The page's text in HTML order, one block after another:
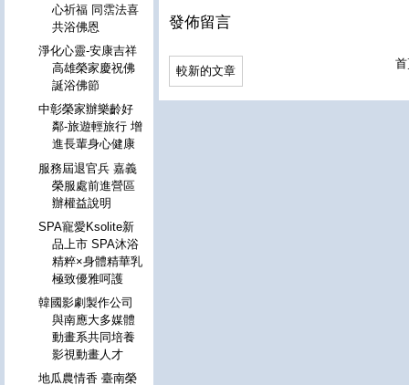
發佈留言
較新的文章
心祈福 同霑法喜
共浴佛恩
淨化心靈-安康吉祥
高雄榮家慶祝佛
誕浴佛節
中彰榮家辦樂齡好
鄰-旅遊輕旅行 增
進長輩身心健康
服務屆退官兵 嘉義
榮服處前進營區
辦權益說明
SPA寵愛Ksolite新
品上市 SPA沐浴
精粹×身體精華乳
極致優雅呵護
韓國影劇製作公司
與南應大多媒體
動畫系共同培養
影視動畫人才
地瓜農情香 臺南榮